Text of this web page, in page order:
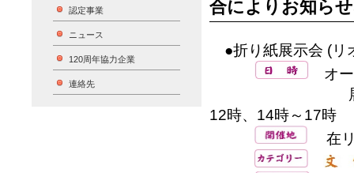
認定事業
ニュース
120周年協力企業
連絡先
合によりお知ら
●折り紙展示会 (リ
オー
展示会 5月7
12時、14時～17時
在リ